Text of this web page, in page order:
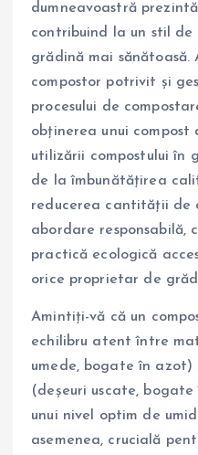
dumneavoastră
contribuind la un stil de
grădină mai sănătoasă.
compostor potrivit și
procesului de
obținerea unui
utilizării compostului în
de la îmbunătățirea
reducerea cantității de
abordare responsabilă,
practică ecologică
orice proprietar de
Amintiți-vă că un
echilibru atent între
umede, bogate în azot)
(deșeuri uscate,
unui nivel optim de
asemenea, crucială